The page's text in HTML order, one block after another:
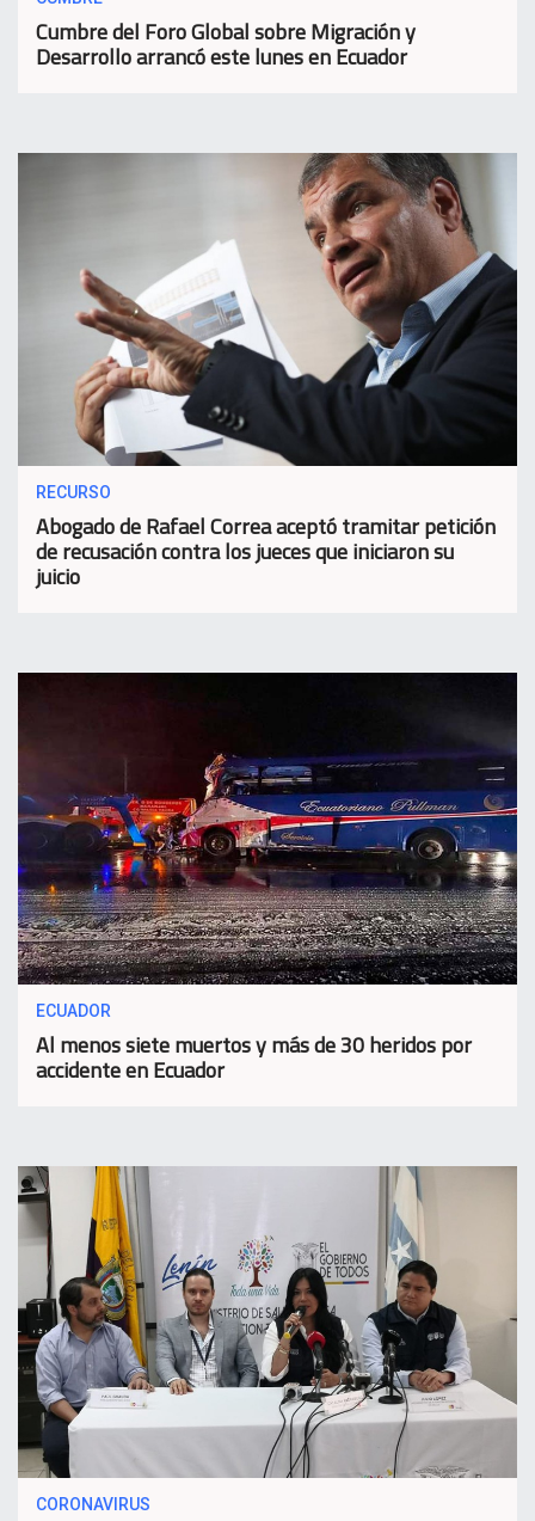
Cumbre del Foro Global sobre Migración y
Desarrollo arrancó este lunes en Ecuador
RECURSO
Abogado de Rafael Correa aceptó tramitar petición
de recusación contra los jueces que iniciaron su
juicio
ECUADOR
Al menos siete muertos y más de 30 heridos por
accidente en Ecuador
CORONAVIRUS